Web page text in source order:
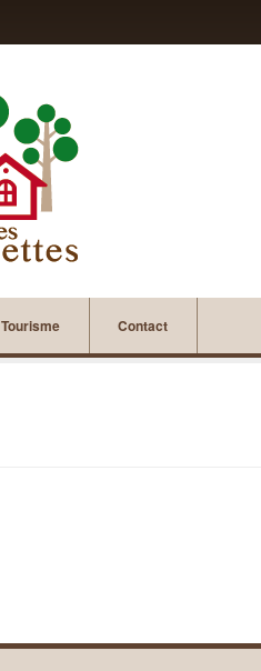
Tourisme Contact